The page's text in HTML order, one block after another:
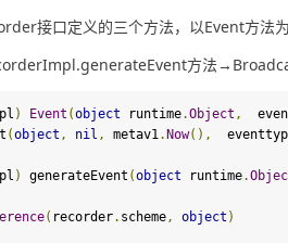
接口定义的三个方法，以Event方法为
方法
) Event (object runtime.Object ,
(object , nil , metav1 .Now(),
) generateEvent (object runtime.
( recorder. scheme, object )